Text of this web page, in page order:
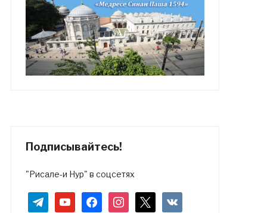
Подписывайтесь!
"Рисале-и Нур" в соцсетях
telegramyoutubefacebookinstagram vkontakte